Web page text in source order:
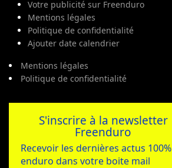
Votre publicité sur Freenduro
Mentions légales
Politique de confidentialité
Ajouter date calendrier
Mentions légales
Politique de confidentialité
S'inscrire à la newsletter
Freenduro
Recevoir les dernières actus 100%
enduro dans votre boite mail